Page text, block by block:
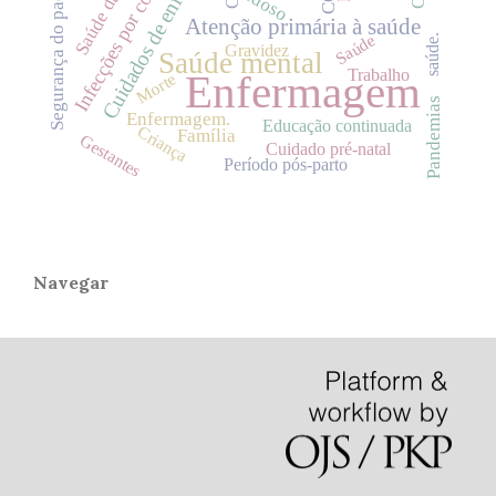
Enfermagem
Saúde mental
Atenção primária à saúde
Enfermagem.
Segurança do paciente
Família Pandemias
Saúde
Gravidez
Educação continuada
Cuidado pré-natal
Criança Período pós-parto
Trabalho
Gestantes
Morte
saúde.
Navegar